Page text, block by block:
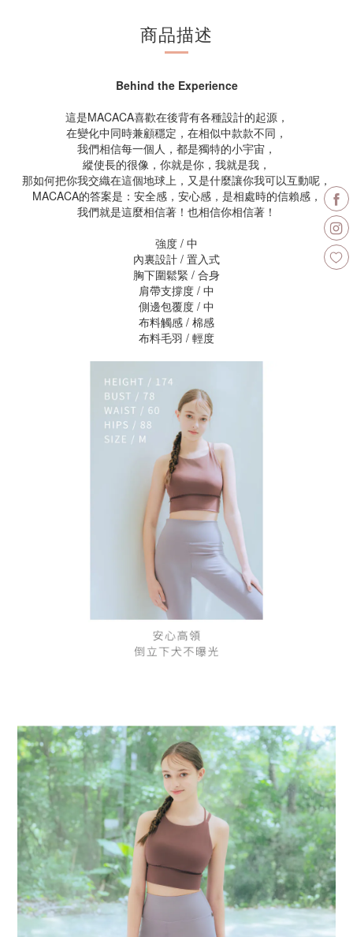
商品描述
Behind the Experience
這是MACACA喜歡在後背有各種設計的起源，
在變化中同時兼顧穩定，在相似中款款不同，
我們相信每一個人，都是獨特的小宇宙，
縱使長的很像，你就是你，我就是我，
那如何把你我交織在這個地球上，又是什麼讓你我可以互動呢，
MACACA的答案是：安全感，安心感，是相處時的信賴感，
我們就是這麼相信著！也相信你相信著！
強度 / 中
內裏設計 / 置入式
胸下圍鬆緊 / 合身
肩帶支撐度 / 中
側邊包覆度 / 中
布料觸感 / 棉感
布料毛羽 / 輕度